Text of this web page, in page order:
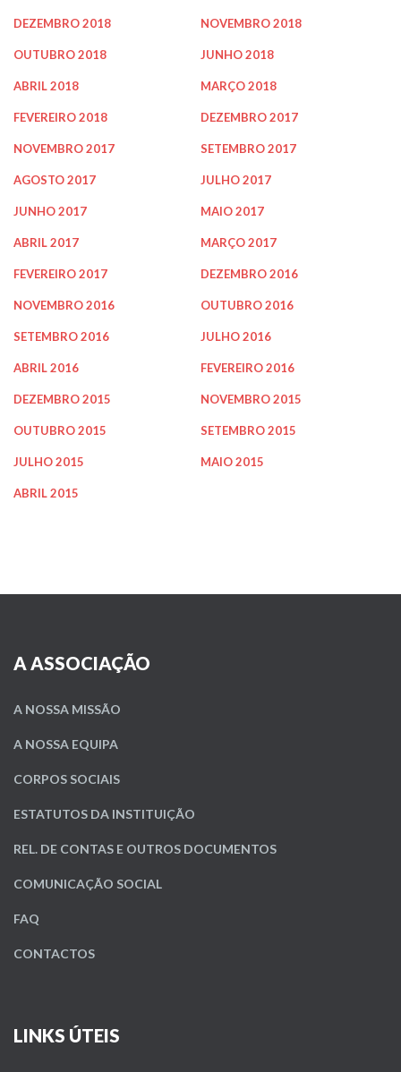
DEZEMBRO 2018 NOVEMBRO 2018
OUTUBRO 2018 JUNHO 2018
ABRIL 2018 MARÇO 2018
FEVEREIRO 2018 DEZEMBRO 2017
NOVEMBRO 2017 SETEMBRO 2017
AGOSTO 2017 JULHO 2017
JUNHO 2017 MAIO 2017
ABRIL 2017 MARÇO 2017
FEVEREIRO 2017 DEZEMBRO 2016
NOVEMBRO 2016 OUTUBRO 2016
SETEMBRO 2016 JULHO 2016
ABRIL 2016 FEVEREIRO 2016
DEZEMBRO 2015 NOVEMBRO 2015
OUTUBRO 2015 SETEMBRO 2015
JULHO 2015 MAIO 2015
ABRIL 2015
A ASSOCIAÇÃO
A NOSSA MISSÃO
A NOSSA EQUIPA
CORPOS SOCIAIS
ESTATUTOS DA INSTITUIÇÃO
REL. DE CONTAS E OUTROS DOCUMENTOS
COMUNICAÇÃO SOCIAL
FAQ
CONTACTOS
LINKS ÚTEIS